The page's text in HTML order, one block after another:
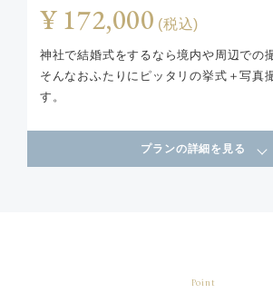
¥ 172,000 (税込)
神社で結婚式をするなら境内や周辺での
そんなおふたりにピッタリの挙式＋写真
す。
プランの詳細を見る
Point